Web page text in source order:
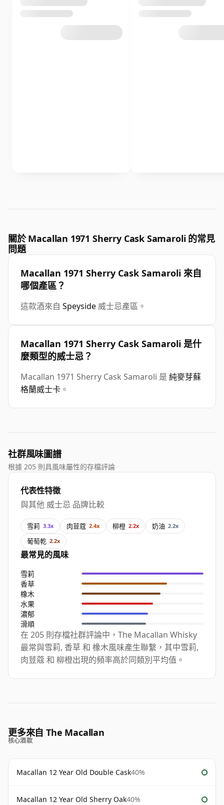
關於 Macallan 1971 Sherry Cask Samaroli 的常見
問題
Macallan 1971 Sherry Cask Samaroli 來自
哪個產區？
這款酒來自 Speyside 威士忌產區。
Macallan 1971 Sherry Cask Samaroli 是什
麼類型的威士忌？
Macallan 1971 Sherry Cask Samaroli 是 純麥芽蘇
格蘭威士卡 。
社群風味圖譜
根據 205 則具風味屬性的存檔評論
代表性特徵
與其他 威士忌 品牌比較
雪莉 3.3x 肉荳蔻 2.4x 柳橙 2.2x 奶油 2.2x
葡萄乾 2.2x
最常見的風味
雪莉
香草
橡木
水果
濃郁
滑順
在 205 則存檔社群評論中，The Macallan Whisky
最常與雪莉, 香草 和 橡木風味產生聯繫，其中雪莉,
肉荳蔻 和 柳橙出現的頻率高於同類別平均值。
更多來自 The Macallan
核心酒款
Macallan 12 Year Old Double Cask40%
Macallan 12 Year Old Sherry Oak40%